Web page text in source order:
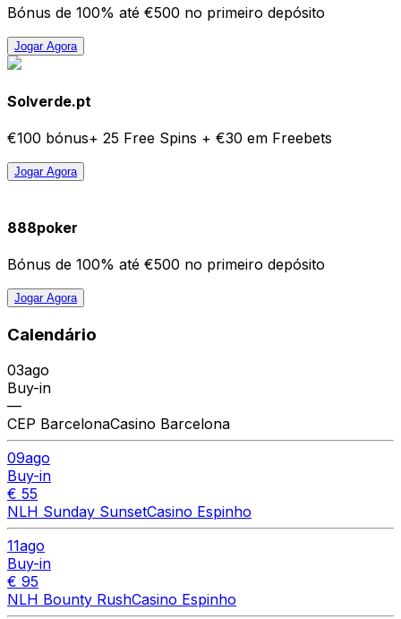
Bónus de 100% até €500 no primeiro depósito
Jogar Agora
Solverde.pt
€100 bónus+ 25 Free Spins + €30 em Freebets
Jogar Agora
888poker
Bónus de 100% até €500 no primeiro depósito
Jogar Agora
Calendário
03ago
Buy-in
—
CEP BarcelonaCasino Barcelona
09ago
Buy-in
€ 55
NLH Sunday SunsetCasino Espinho
11ago
Buy-in
€ 95
NLH Bounty RushCasino Espinho